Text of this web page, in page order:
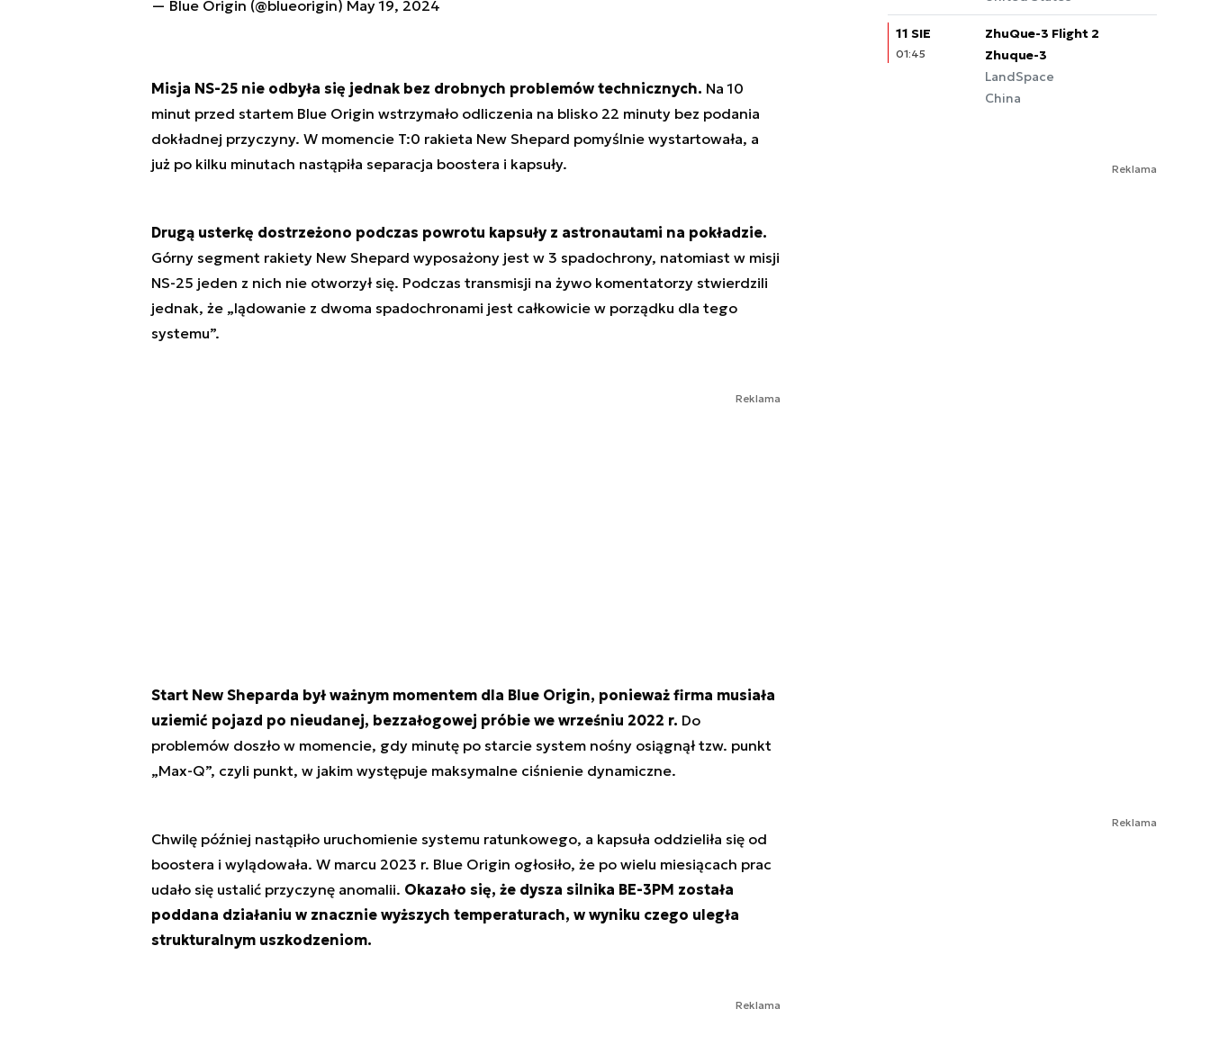
— Blue Origin (@blueorigin) May 19, 2024
Misja NS-25 nie odbyła się jednak bez drobnych problemów technicznych. Na 10
minut przed startem Blue Origin wstrzymało odliczenia na blisko 22 minuty bez podania
dokładnej przyczyny. W momencie T:0 rakieta New Shepard pomyślnie wystartowała, a
już po kilku minutach nastąpiła separacja boostera i kapsuły.
Drugą usterkę dostrzeżono podczas powrotu kapsuły z astronautami na pokładzie.
Górny segment rakiety New Shepard wyposażony jest w 3 spadochrony, natomiast w misji
NS-25 jeden z nich nie otworzył się. Podczas transmisji na żywo komentatorzy stwierdzili
jednak, że „lądowanie z dwoma spadochronami jest całkowicie w porządku dla tego
systemu”.
Reklama
Start New Sheparda był ważnym momentem dla Blue Origin, ponieważ firma musiała
uziemić pojazd po nieudanej, bezzałogowej próbie we wrześniu 2022 r. Do
problemów doszło w momencie, gdy minutę po starcie system nośny osiągnął tzw. punkt
„Max-Q”, czyli punkt, w jakim występuje maksymalne ciśnienie dynamiczne.
Chwilę później nastąpiło uruchomienie systemu ratunkowego, a kapsuła oddzieliła się od
boostera i wylądowała. W marcu 2023 r. Blue Origin ogłosiło, że po wielu miesiącach prac
udało się ustalić przyczynę anomalii. Okazało się, że dysza silnika BE-3PM została
poddana działaniu w znacznie wyższych temperaturach, w wyniku czego uległa
strukturalnym uszkodzeniom.
Reklama
11 SIE
01:45
ZhuQue-3 Flight 2
Zhuque-3
LandSpace
China
Reklama
Reklama